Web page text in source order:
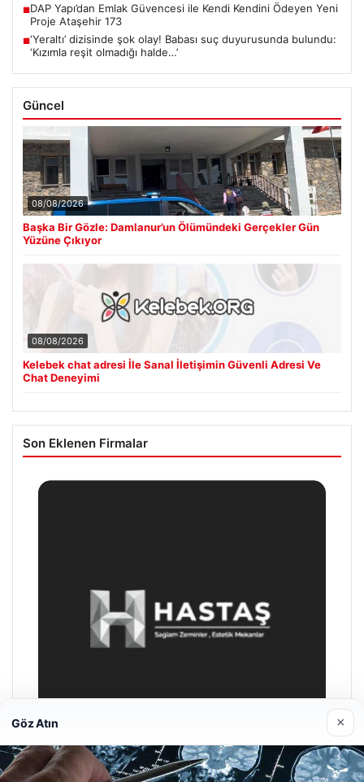
■DAP Yapı’dan Emlak Güvencesi ile Kendi Kendini Ödeyen Yeni
Proje Ataşehir 173
■‘Yeraltı’ dizisinde şok olay! Babası suç duyurusunda bulundu:
‘Kızımla reşit olmadığı halde…’
Güncel
08/08/2026
Başka Bir Gözle: Damlanur’un Ölümündeki Gerçekler Gün
Yüzüne Çıkıyor
08/08/2026
Kelebek chat adresi İle Sanal İletişimin Güvenli Adresi Ve
Chat Deneyimi
Son Eklenen Firmalar
Göz Atın ×